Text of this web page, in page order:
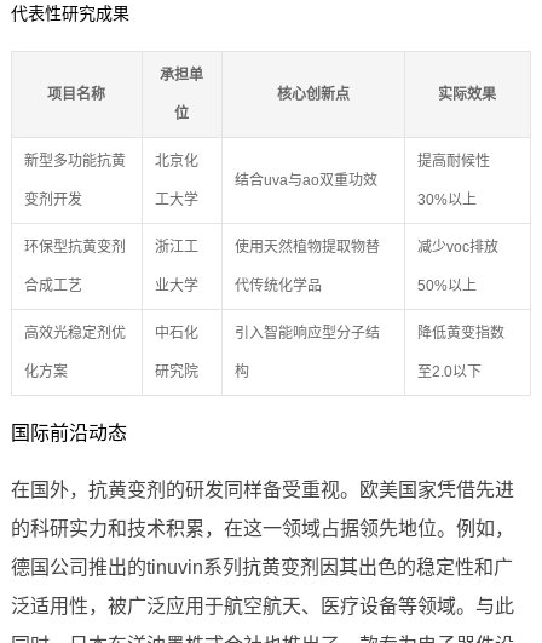
代表性研究成果
项目名称
承担单
位
核心创新点 实际效果
新型多功能抗黄
变剂开发
北京化
工大学
结合uva与ao双重功效
提高耐候性
30%以上
环保型抗黄变剂
合成工艺
浙江工
业大学
使用天然植物提取物替
代传统化学品
减少voc排放
50%以上
高效光稳定剂优
化方案
中石化
研究院
引入智能响应型分子结
构
降低黄变指数
至2.0以下
国际前沿动态
在国外，抗黄变剂的研发同样备受重视。欧美国家凭借先进
的科研实力和技术积累，在这一领域占据领先地位。例如，
德国公司推出的tinuvin系列抗黄变剂因其出色的稳定性和广
泛适用性，被广泛应用于航空航天、医疗设备等领域。与此